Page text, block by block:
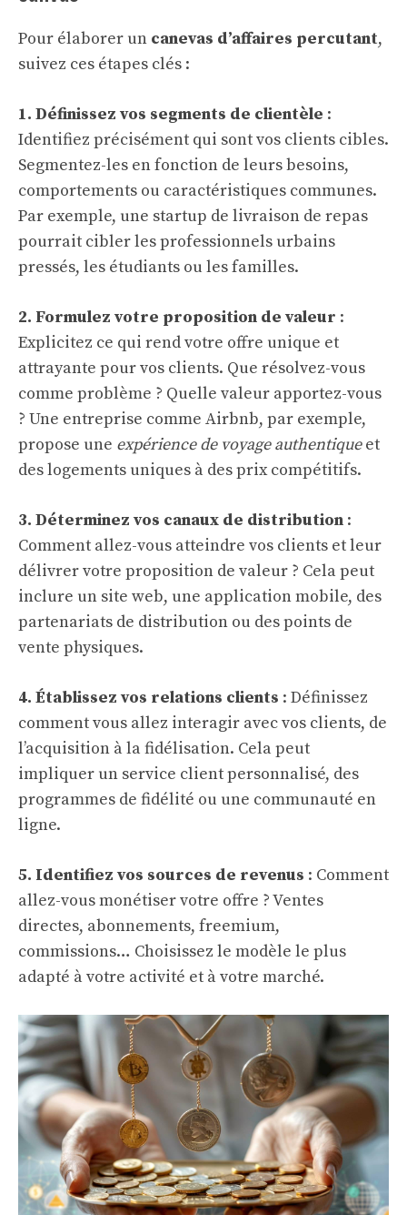
Pour élaborer un canevas d’affaires percutant,
suivez ces étapes clés :
1. Définissez vos segments de clientèle :
Identifiez précisément qui sont vos clients cibles.
Segmentez-les en fonction de leurs besoins,
comportements ou caractéristiques communes.
Par exemple, une startup de livraison de repas
pourrait cibler les professionnels urbains
pressés, les étudiants ou les familles.
2. Formulez votre proposition de valeur :
Explicitez ce qui rend votre offre unique et
attrayante pour vos clients. Que résolvez-vous
comme problème ? Quelle valeur apportez-vous
? Une entreprise comme Airbnb, par exemple,
propose une expérience de voyage authentiqueet
des logements uniques à des prix compétitifs.
3. Déterminez vos canaux de distribution :
Comment allez-vous atteindre vos clients et leur
délivrer votre proposition de valeur ? Cela peut
inclure un site web, une application mobile, des
partenariats de distribution ou des points de
vente physiques.
4. Établissez vos relations clients : Définissez
comment vous allez interagir avec vos clients, de
l’acquisition à la fidélisation. Cela peut
impliquer un service client personnalisé, des
programmes de fidélité ou une communauté en
ligne.
5. Identifiez vos sources de revenus : Comment
allez-vous monétiser votre offre ? Ventes
directes, abonnements, freemium,
commissions… Choisissez le modèle le plus
adapté à votre activité et à votre marché.